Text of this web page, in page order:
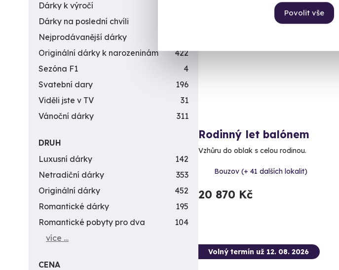
Povolit vše
Rodinný let balónem
Vzhůru do oblak s celou rodinou.
Bouzov (+ 41 dalších lokalit)
20 870 Kč
Volný termín už 12. 08. 2026
Dárky k výročí
Dárky na poslední chvíli
Nejprodávanější dárky
Originální dárky k narozeninám
422
Sezóna F1
4
Svatební dary
196
Viděli jste v TV
31
Vánoční dárky
311
DRUH
Luxusní dárky
142
Netradiční dárky
353
Originální dárky
452
Romantické dárky
195
Romantické pobyty pro dva
104
více …
CENA